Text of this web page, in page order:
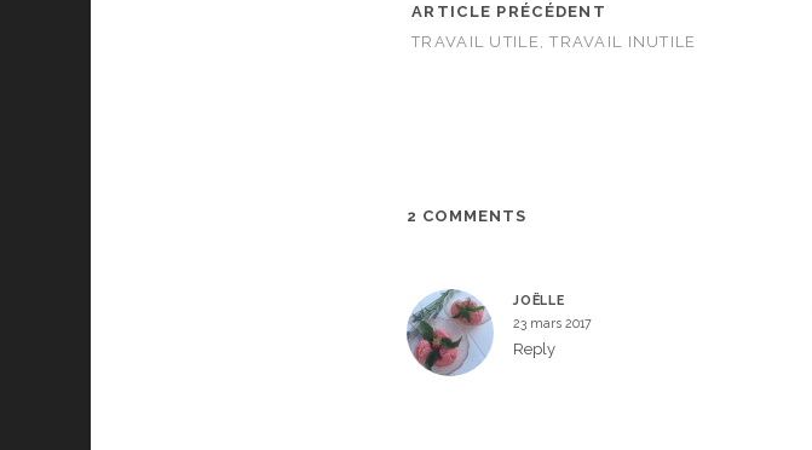
ARTICLE PRÉCÉDENT
TRAVAIL UTILE, TRAVAIL INUTILE
2 COMMENTS
JOËLLE
23 mars 2017
Reply